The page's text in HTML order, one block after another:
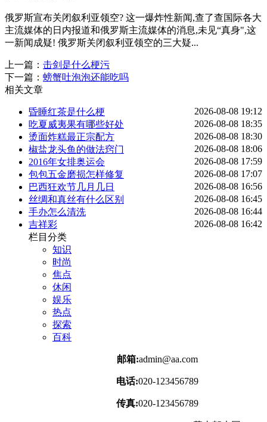
俄罗斯宣布关闭叙利亚领空? 这一爆炸性新闻,查了查国际各大
主流媒体的日内报道和俄罗斯主流媒体的消息,未见“真身",这
一新闻成疑! 俄罗斯关闭叙利亚领空的三大疑...
上一篇： 击剑是什么梗污
下一篇： 螃蟹吐泡泡还能吃吗
相关文章
昏睡红茶是什么梗
2026-08-08 19:12
吃夏威夷果有哪些好处
2026-08-08 18:35
烫面炸糕最正宗配方
2026-08-08 18:30
椒盐龙头鱼的做法窍门
2026-08-08 18:06
2016年女排奥运会
2026-08-08 17:59
包包五金磨损怎样修复
2026-08-08 17:07
巴西狂欢节几月几日
2026-08-08 16:56
丝绸和真丝有什么区别
2026-08-08 16:45
手办怎么清洗
2026-08-08 16:44
吉祥彩
2026-08-08 16:42
栏目分类
知识
时尚
焦点
休闲
娱乐
热点
探索
百科
邮箱:admin@aa.com
电话:020-123456789
传真:020-123456789